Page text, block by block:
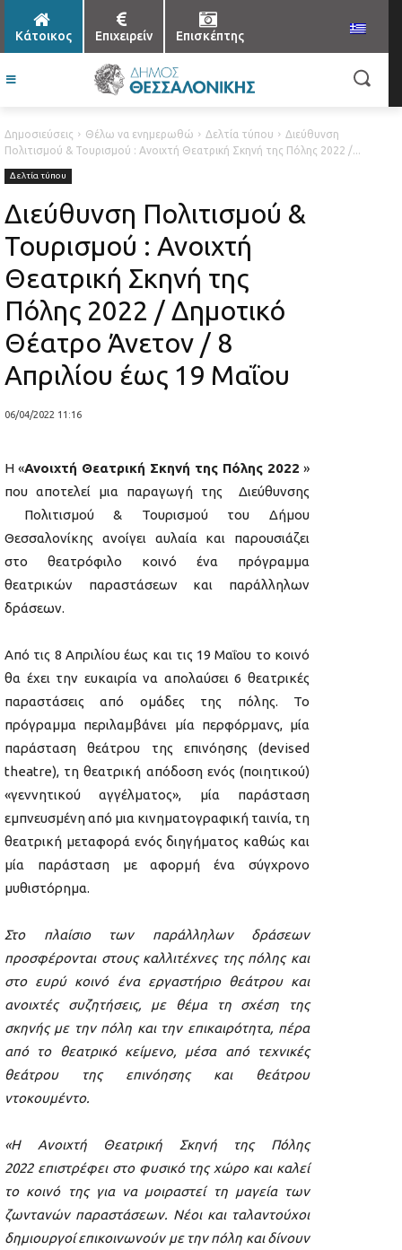
Κάτοικος Επιχειρείν Επισκέπτης
Δημοσιεύσεις Θέλω να ενημερωθώ Δελτία τύπου
Διεύθυνση
Πολιτισμού & Τουρισμού : Ανοιχτή Θεατρική Σκηνή της Πόλης 2022 /...
Δελτία τύπου
Διεύθυνση Πολιτισμού &
Τουρισμού : Ανοιχτή
Θεατρική Σκηνή της
Πόλης 2022 / Δημοτικό
Θέατρο Άνετον / 8
Απριλίου έως 19 Μαΐου
06/04/2022 11:16
Η «Ανοιχτή Θεατρική Σκηνή της Πόλης 2022 »
που αποτελεί μια παραγωγή της Διεύθυνσης
Πολιτισμού & Τουρισμού του Δήμου
Θεσσαλονίκης ανοίγει αυλαία και παρουσιάζει
στο θεατρόφιλο κοινό ένα πρόγραμμα
θεατρικών παραστάσεων και παράλληλων
δράσεων.
Από τις 8 Απριλίου έως και τις 19 Μαΐου το κοινό
θα έχει την ευκαιρία να απολαύσει 6 θεατρικές
παραστάσεις από ομάδες της πόλης. Το
πρόγραμμα περιλαμβάνει μία περφόρμανς, μία
παράσταση θεάτρου της επινόησης (devised
theatre), τη θεατρική απόδοση ενός (ποιητικού)
«γεννητικού αγγέλματος», μία παράσταση
εμπνευσμένη από μια κινηματογραφική ταινία, τη
θεατρική μεταφορά ενός διηγήματος καθώς και
μία παράσταση με αφορμή ένα σύγχρονο
μυθιστόρημα.
Στο πλαίσιο των παράλληλων δράσεων
προσφέρονται στους καλλιτέχνες της πόλης και
στο ευρύ κοινό ένα εργαστήριο θεάτρου και
ανοιχτές συζητήσεις, με θέμα τη σχέση της
σκηνής με την πόλη και την επικαιρότητα, πέρα
από το θεατρικό κείμενο, μέσα από τεχνικές
θεάτρου της επινόησης και θεάτρου
ντοκουμέντο.
«Η Ανοιχτή Θεατρική Σκηνή της Πόλης
2022 επιστρέφει στο φυσικό της χώρο και καλεί
το κοινό της για να μοιραστεί τη μαγεία των
ζωντανών παραστάσεων. Νέοι και ταλαντούχοι
δημιουργοί επικοινωνούν με την πόλη και δίνουν